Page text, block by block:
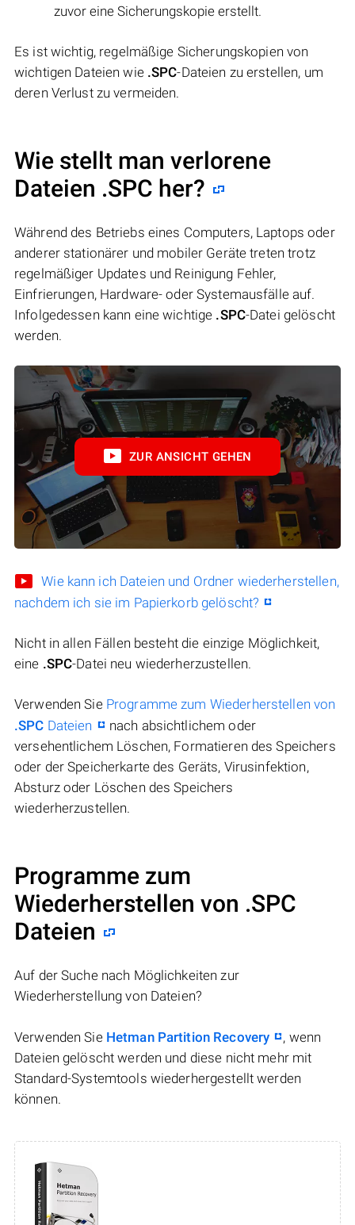
zuvor eine Sicherungskopie erstellt.
Es ist wichtig, regelmäßige Sicherungskopien von
wichtigen Dateien wie .SPC-Dateien zu erstellen, um
deren Verlust zu vermeiden.
Wie stellt man verlorene
Dateien .SPC her?
Während des Betriebs eines Computers, Laptops oder
anderer stationärer und mobiler Geräte treten trotz
regelmäßiger Updates und Reinigung Fehler,
Einfrierungen, Hardware- oder Systemausfälle auf.
Infolgedessen kann eine wichtige .SPC-Datei gelöscht
werden.
ZUR ANSICHT GEHEN
Wie kann ich Dateien und Ordner wiederherstellen,
nachdem ich sie im Papierkorb gelöscht?
Nicht in allen Fällen besteht die einzige Möglichkeit,
eine .SPC-Datei neu wiederherzustellen.
Verwenden Sie Programme zum Wiederherstellen von
.SPC Dateien
nach absichtlichem oder
versehentlichem Löschen, Formatieren des Speichers
oder der Speicherkarte des Geräts, Virusinfektion,
Absturz oder Löschen des Speichers
wiederherzustellen.
Programme zum
Wiederherstellen von .SPC
Dateien
Auf der Suche nach Möglichkeiten zur
Wiederherstellung von Dateien?
Verwenden Sie Hetman Partition Recovery
, wenn
Dateien gelöscht werden und diese nicht mehr mit
Standard-Systemtools wiederhergestellt werden
können.